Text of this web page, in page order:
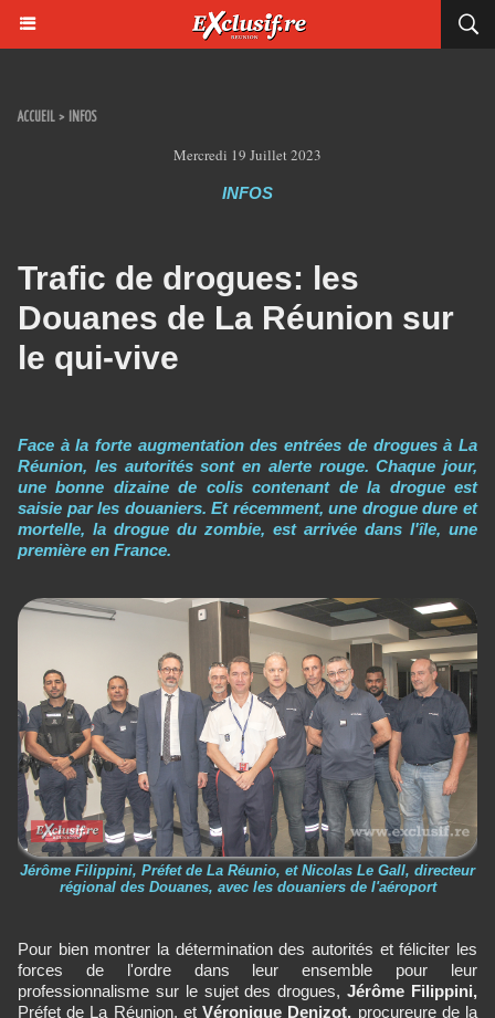
ACCUEIL > INFOS
Mercredi 19 Juillet 2023
INFOS
Trafic de drogues: les
Douanes de La Réunion sur
le qui-vive
Face à la forte augmentation des entrées de drogues à La
Réunion, les autorités sont en alerte rouge. Chaque jour,
une bonne dizaine de colis contenant de la drogue est
saisie par les douaniers. Et récemment, une drogue dure et
mortelle, la drogue du zombie, est arrivée dans l'île, une
première en France.
Jérôme Filippini, Préfet de La Réunio, et Nicolas Le Gall, directeur
régional des Douanes, avec les douaniers de l'aéroport
Pour bien montrer la détermination des autorités et féliciter les
forces de l'ordre dans leur ensemble pour leur
professionnalisme sur le sujet des drogues,Jérôme Filippini,
Préfet de La Réunion, etVéronique Denizot, procureure de la